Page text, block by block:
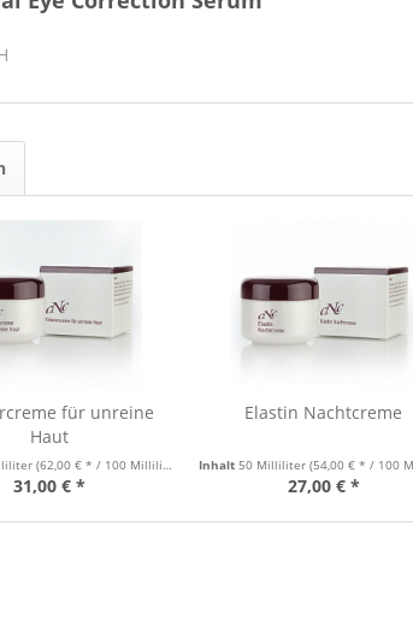
für unreine
Haut
(62,00 € * / 100 Milliliter)
31,00 € *
Elastin Nachtcreme
Inhalt50 Milliliter(54,00 € * / 100
27,00 € *